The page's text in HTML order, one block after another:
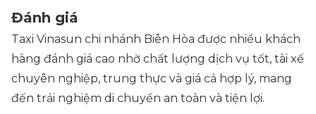
Đánh giá
Taxi Vinasun chi nhánh Biên Hòa được nhiều khách
hàng đánh giá cao nhờ chất lượng dịch vụ tốt, tài xế
chuyên nghiệp, trung thực và giá cả hợp lý, mang
đến trải nghiệm di chuyển an toàn và tiện lợi.